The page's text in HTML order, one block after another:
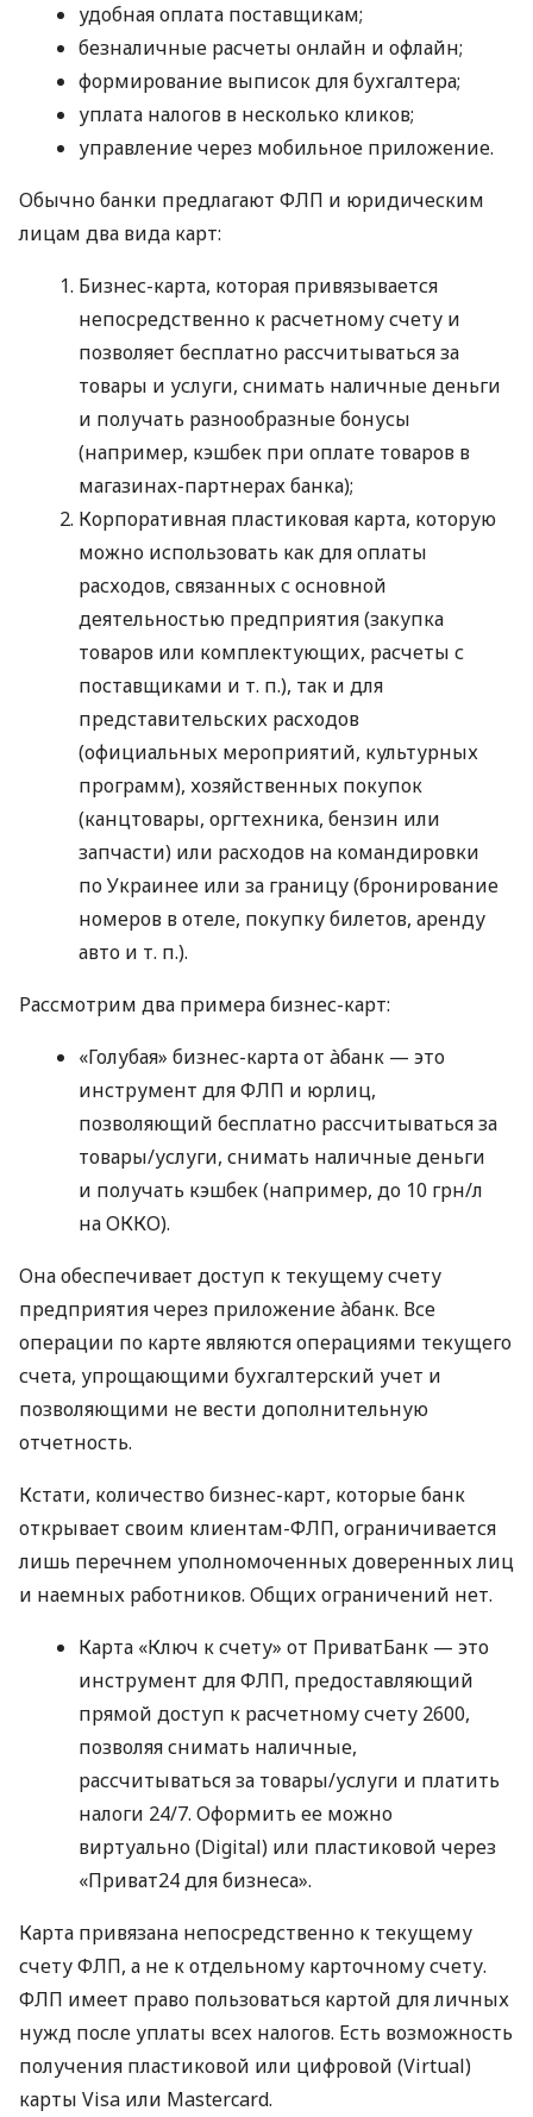
удобная оплата поставщикам;
безналичные расчеты онлайн и офлайн;
формирование выписок для бухгалтера;
уплата налогов в несколько кликов;
управление через мобильное приложение.
Обычно банки предлагают ФЛП и юридическим
лицам два вида карт:
Бизнес-карта, которая привязывается
непосредственно к расчетному счету и
позволяет бесплатно рассчитываться за
товары и услуги, снимать наличные деньги
и получать разнообразные бонусы
(например, кэшбек при оплате товаров в
магазинах-партнерах банка);
Корпоративная пластиковая карта, которую
можно использовать как для оплаты
расходов, связанных с основной
деятельностью предприятия (закупка
товаров или комплектующих, расчеты с
поставщиками и т. п.), так и для
представительских расходов
(официальных мероприятий, культурных
программ), хозяйственных покупок
(канцтовары, оргтехника, бензин или
запчасти) или расходов на командировки
по Украинее или за границу (бронирование
номеров в отеле, покупку билетов, аренду
авто и т. п.).
Рассмотрим два примера бизнес-карт:
«Голубая» бизнес-карта от àбанк — это
инструмент для ФЛП и юрлиц,
позволяющий бесплатно рассчитываться за
товары/услуги, снимать наличные деньги
и получать кэшбек (например, до 10 грн/л
на ОККО).
Она обеспечивает доступ к текущему счету
предприятия через приложение àбанк. Все
операции по карте являются операциями текущего
счета, упрощающими бухгалтерский учет и
позволяющими не вести дополнительную
отчетность.
Кстати, количество бизнес-карт, которые банк
открывает своим клиентам-ФЛП, ограничивается
лишь перечнем уполномоченных доверенных лиц
и наемных работников. Общих ограничений нет.
Карта «Ключ к счету» от ПриватБанк — это
инструмент для ФЛП, предоставляющий
прямой доступ к расчетному счету 2600,
позволяя снимать наличные,
рассчитываться за товары/услуги и платить
налоги 24/7. Оформить ее можно
виртуально (Digital) или пластиковой через
«Приват24 для бизнеса».
Карта привязана непосредственно к текущему
счету ФЛП, а не к отдельному карточному счету.
ФЛП имеет право пользоваться картой для личных
нужд после уплаты всех налогов. Есть возможность
получения пластиковой или цифровой (Virtual)
карты Visa или Mastercard.